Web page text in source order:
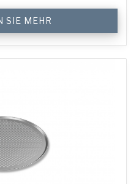
SIE MEHR